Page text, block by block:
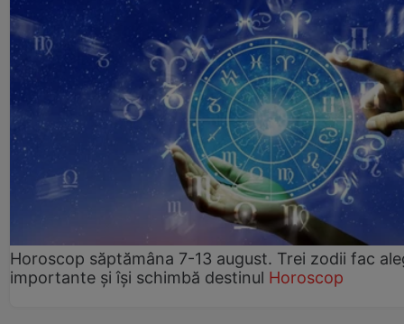
Horoscop săptămâna 7-13 august. Trei zodii fac
importante și își schimbă destinul Horoscop